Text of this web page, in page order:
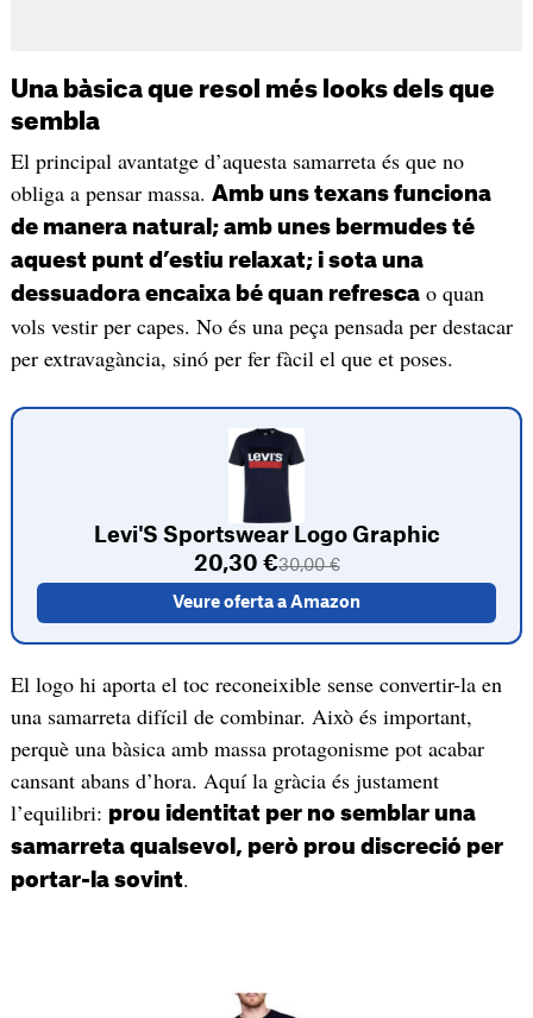
Una bàsica que resol més looks dels que
sembla
El principal avantatge d’aquesta samarreta és que no
obliga a pensar massa. Amb uns texans funciona
de manera natural; amb unes bermudes té
aquest punt d’estiu relaxat; i sota una
dessuadora encaixa bé quan refrescao quan
vols vestir per capes. No és una peça pensada per destacar
per extravagància, sinó per fer fàcil el que et poses.
Levi'S Sportswear Logo Graphic
20,30 €30,00 €
Veure oferta a Amazon
El logo hi aporta el toc reconeixible sense convertir-la en
una samarreta difícil de combinar. Això és important,
perquè una bàsica amb massa protagonisme pot acabar
cansant abans d’hora. Aquí la gràcia és justament
l’equilibri: prou identitat per no semblar una
samarreta qualsevol, però prou discreció per
portar-la sovint.